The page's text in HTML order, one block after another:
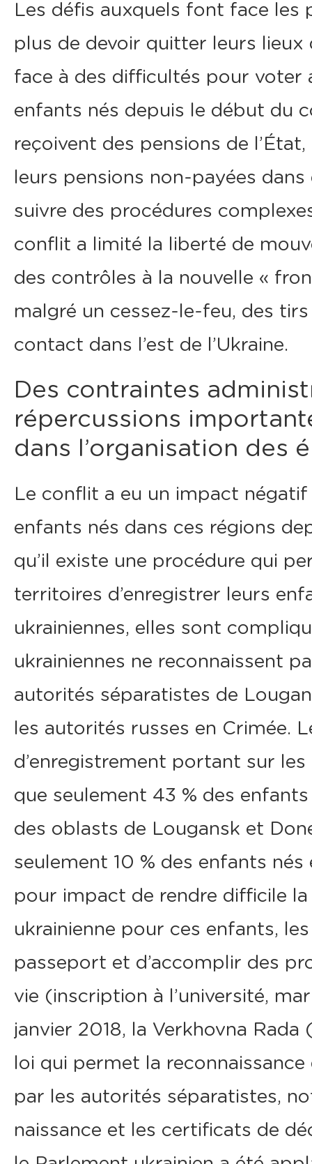
Les défis auxquels font face
plus de devoir quitter leurs lieux
face à des difficultés pour voter
enfants nés depuis le début du
reçoivent des pensions de
leurs pensions non-payées
suivre des procédures
conflit a limité la liberté de
des contrôles à la nouvelle «
malgré un cessez-le-feu, des
contact dans l’est de l’Ukraine.
Des contraintes
répercussions
dans l’organisation des
Le conflit a eu un impact
enfants nés dans ces régions
qu’il existe une procédure qui
territoires d’enregistrer leurs
ukrainiennes, elles sont
ukrainiennes ne reconnaissent
autorités séparatistes de
les autorités russes en Crimée.
d’enregistrement portant sur
que seulement 43 % des
des oblasts de Lougansk et
seulement 10 % des enfants
pour impact de rendre difficile
ukrainienne pour ces enfants,
passeport et d’accomplir des
vie (inscription à l’université,
janvier 2018, la Verkhovna
loi qui permet la
par les autorités séparatistes,
naissance et les certificats de